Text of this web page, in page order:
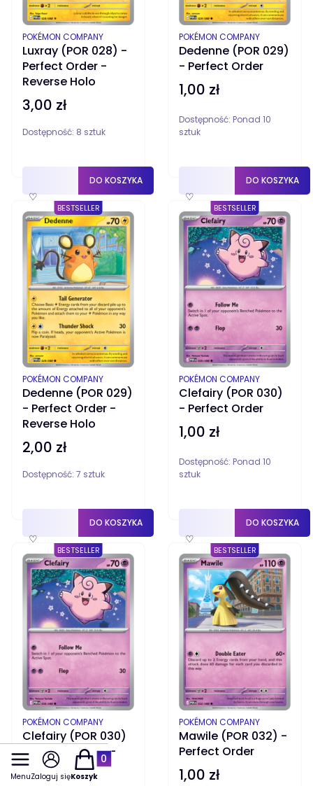
Luxray (POR 028) -
Perfect Order -
Reverse Holo
PRODUCENT
POKÉMON COMPANY
Cena
3,00 zł
Dostępność: 8 sztuk
♡
DO KOSZYKA
Dedenne (POR 029)
- Perfect Order
PRODUCENT
POKÉMON COMPANY
Cena
1,00 zł
Dostępność: Ponad 10
sztuk
♡
DO KOSZYKA
BESTSELLER
Dedenne (POR 029)
- Perfect Order -
Reverse Holo
PRODUCENT
POKÉMON COMPANY
Cena
2,00 zł
Dostępność: 7 sztuk
♡
DO KOSZYKA
BESTSELLER
Clefairy (POR 030)
- Perfect Order
PRODUCENT
POKÉMON COMPANY
Cena
1,00 zł
Dostępność: Ponad 10
sztuk
♡
DO KOSZYKA
BESTSELLER
Clefairy (POR 030)
- Perfect Order -
Reverse Holo
PRODUCENT
POKÉMON COMPANY
BESTSELLER
Mawile (POR 032) -
Perfect Order
PRODUCENT
POKÉMON COMPANY
Cena
1,00 zł
MenuZaloguj się
Produkty w koszyku: 0. Zobacz szczegóły
Koszyk